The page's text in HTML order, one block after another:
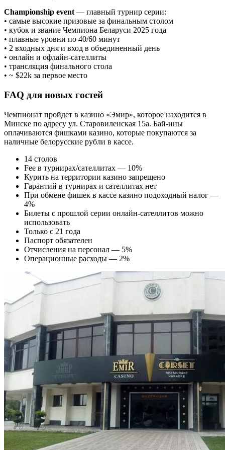
Championship event— главный турнир серии:
• самые высокие призовые за финальным столом
• кубок и звание Чемпиона Беларуси 2025 года
• плавные уровни по 40/60 минут
• 2 входных дня и вход в объединенный день
• онлайн и офлайн-сателлиты
• трансляция финального стола
• ~ $22k за первое место
FAQ для новых гостей
Чемпионат пройдет в казино «Эмир», которое находится в
Минске по адресу ул. Старовиленская 15а. Бай-ины
оплачиваются фишками казино, которые покупаются за
наличные белорусские рубли в кассе.
14 столов
Fee в турнирах/сателлитах — 10%
Курить на территории казино запрещено
Гарантий в турнирах и сателлитах нет
При обмене фишек в кассе казино подоходный налог —
4%
Билеты с прошлой серии онлайн-сателлитов можно
использовать
Только с 21 года
Паспорт обязателен
Отчисления на персонал — 5%
Операционные расходы — 2%